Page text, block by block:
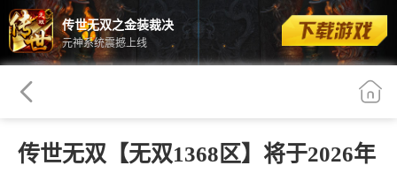
传世无双之金装裁决
元神系统震撼上线
传世无双【无双1368区】将于2026年